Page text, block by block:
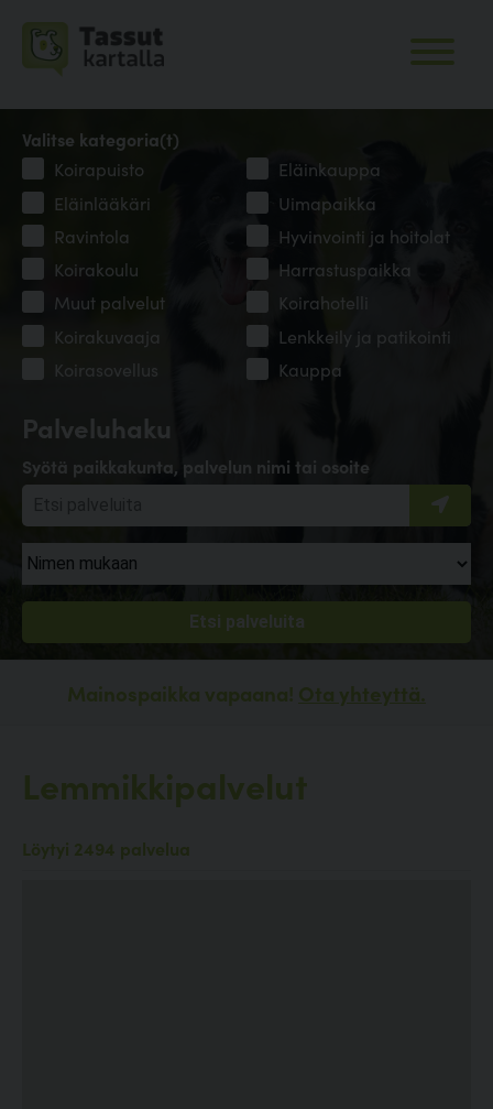
Palveluhaku
Syötä paikkakunta, palvelun nimi tai osoite
Valitse kategoria(t)
Koirapuisto
Eläinkauppa
Eläinlääkäri
Uimapaikka
Ravintola
Hyvinvointi ja hoitolat
Koirakoulu
Harrastuspaikka
Muut palvelut
Koirahotelli
Koirakuvaaja
Lenkkeily ja patikointi
Koirasovellus
Kauppa
Mainospaikka vapaana! Ota yhteyttä.
Lemmikkipalvelut
Löytyi 2494 palvelua